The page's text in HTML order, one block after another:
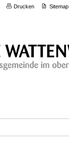
Drucken Sitemap